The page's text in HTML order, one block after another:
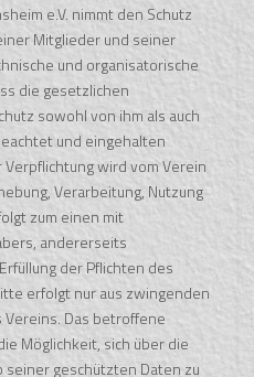
e.V. nimmt den Schutz
Mitglieder und seiner
und organisatorische
die gesetzlichen
sowohl von ihm als auch
und eingehalten
wird vom Verein
Verarbeitung, Nutzung
zum einen mit
andererseits
der Pflichten des
erfolgt nur aus zwingenden
Das betroffene
Möglichkeit, sich über die
geschützten Daten zu